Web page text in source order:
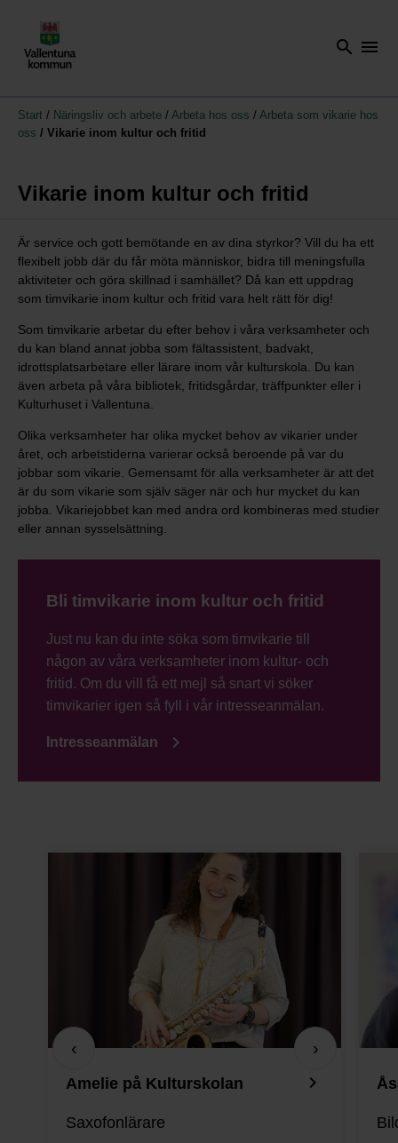
search menu
Start / Näringsliv och arbete / Arbeta hos oss / Arbeta som vikarie hos
oss / Vikarie inom kultur och fritid
Vikarie inom kultur och fritid
Är service och gott bemötande en av dina styrkor? Vill du ha ett
flexibelt jobb där du får möta människor, bidra till meningsfulla
aktiviteter och göra skillnad i samhället? Då kan ett uppdrag
som timvikarie inom kultur och fritid vara helt rätt för dig!
Som timvikarie arbetar du efter behov i våra verksamheter och
du kan bland annat jobba som fältassistent, badvakt,
idrottsplatsarbetare eller lärare inom vår kulturskola. Du kan
även arbeta på våra bibliotek, fritidsgårdar, träffpunkter eller i
Kulturhuset i Vallentuna.
Olika verksamheter har olika mycket behov av vikarier under
året, och arbetstiderna varierar också beroende på var du
jobbar som vikarie. Gemensamt för alla verksamheter är att det
är du som vikarie som själv säger när och hur mycket du kan
jobba. Vikariejobbet kan med andra ord kombineras med studier
eller annan sysselsättning.
Bli timvikarie inom kultur och fritid
Just nu kan du inte söka som timvikarie till
någon av våra verksamheter inom kultur- och
fritid. Om du vill få ett mejl så snart vi söker
timvikarier igen så fyll i vår intresseanmälan.
Intresseanmälan keyboard_arrow_right
‹
Amelie på Kulturskolan keyboard_arrow_right
Saxofonlärare
›